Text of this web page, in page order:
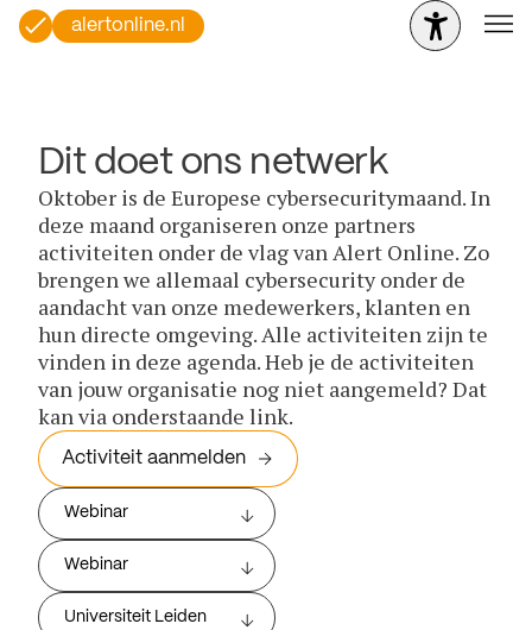
alertonline.nl
Dit doet ons netwerk
Oktober is de Europese cybersecuritymaand. In
deze maand organiseren onze partners
activiteiten onder de vlag van Alert Online. Zo
brengen we allemaal cybersecurity onder de
aandacht van onze medewerkers, klanten en
hun directe omgeving. Alle activiteiten zijn te
vinden in deze agenda. Heb je de activiteiten
van jouw organisatie nog niet aangemeld? Dat
kan via onderstaande link.
Activiteit aanmelden
Webinar
Webinar
Universiteit Leiden